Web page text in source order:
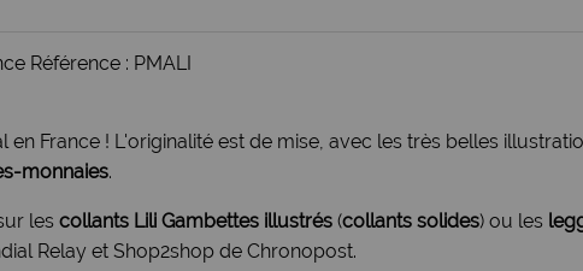
Référence : PMALI
France ! L'originalité est de mise, avec les très belles
monnaies.
les collants Lili Gambettes illustrés (collants solides) ou les
Relay et Shop2shop de Chronopost.